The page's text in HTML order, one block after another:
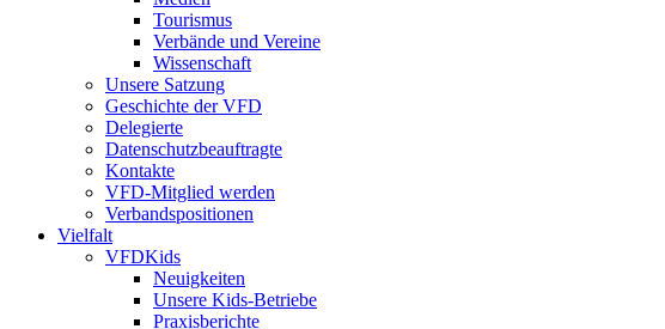
Tourismus
Verbände und Vereine
Wissenschaft
Unsere Satzung
Geschichte der VFD
Delegierte
Datenschutzbeauftragte
Kontakte
VFD-Mitglied werden
Verbandspositionen
Vielfalt
VFDKids
Neuigkeiten
Unsere Kids-Betriebe
Praxisberichte